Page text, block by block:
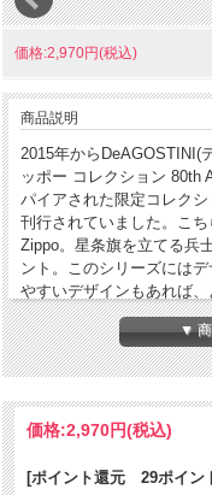
価格:2,970円(税込)
商品説明
2015年からDeAGOSTINI(
ッポー コレクション 80th
パイアされた限定コレク
刊行されていました。こ
Zippo。星条旗を立てる兵
ント。このシリーズには
やすいデザインもあれば
ます。手に入れて探して
コンディション [N]未使
製造年月 2018年
アメリ
発売国 日本
▼ 商
価格:2,970円(税込)
[ポイント還元 29ポイン